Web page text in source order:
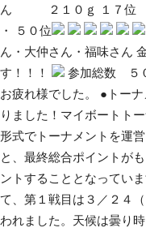
ん ２１０ｇ １７位
・ ５０位
ん・大仲さん・福味さん
す！！！
参加総数 ５
お疲れ様でした。 ●トー
りました！マイボートト
形式でトーナメントを運
と、最終総合ポイントが
ントすることとなってい
て、第１戦目は３／２４
われました。天候は曇り